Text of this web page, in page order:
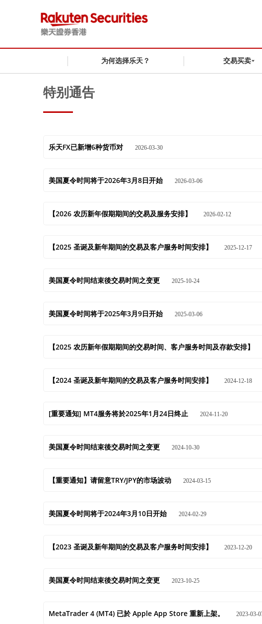
为何选择乐天？ 交易买卖
特别通告
乐天FX已新增6种货币对 2026-03-30
美国夏令时间将于2026年3月8日开始 2026-03-06
【2026 农历新年假期期间的交易及服务安排】 2026-02-12
【2025 圣诞及新年期间的交易及客户服务时间安排】 2025-12-17
美国夏令时间结束後交易时间之变更 2025-10-24
美国夏令时间将于2025年3月9日开始 2025-03-06
【2025 农历新年假期期间的交易时间、客户服务时间及存款安排】
【2024 圣诞及新年期间的交易及客户服务时间安排】 2024-12-18
[重要通知] MT4服务将於2025年1月24日终止 2024-11-20
美国夏令时间结束後交易时间之变更 2024-10-30
【重要通知】请留意TRY/JPY的市场波动 2024-03-15
美国夏令时间将于2024年3月10日开始 2024-02-29
【2023 圣诞及新年期间的交易及客户服务时间安排】 2023-12-20
美国夏令时间结束後交易时间之变更 2023-10-25
MetaTrader 4 (MT4) 已於 Apple App Store 重新上架。 2023-03-